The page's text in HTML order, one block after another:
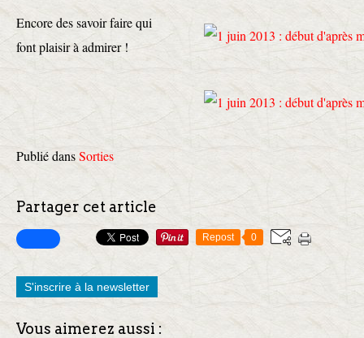
Encore des savoir faire qui
font plaisir à admirer !
Publié dansSorties
Partager cet article
Repost 0
S'inscrire à la newsletter
Vous aimerez aussi :